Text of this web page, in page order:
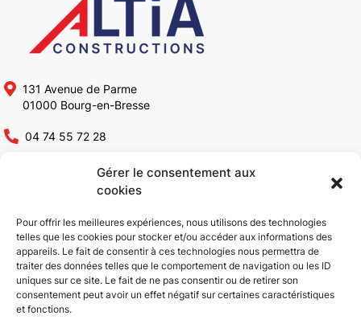
Gérer le consentement aux
cookies
Pour offrir les meilleures expériences, nous utilisons des technologies
telles que les cookies pour stocker et/ou accéder aux informations des
appareils. Le fait de consentir à ces technologies nous permettra de
traiter des données telles que le comportement de navigation ou les ID
uniques sur ce site. Le fait de ne pas consentir ou de retirer son
consentement peut avoir un effet négatif sur certaines caractéristiques
et fonctions.
131 Avenue de Parme
01000 Bourg-en-Bresse
04 74 55 72 28
Qui sommes-nous ?
Conception & Construction
Bâtiments industriels
Bâtiments ICPE
Rénovation bâtiments
industriels
Réhabilitation de bâtiments